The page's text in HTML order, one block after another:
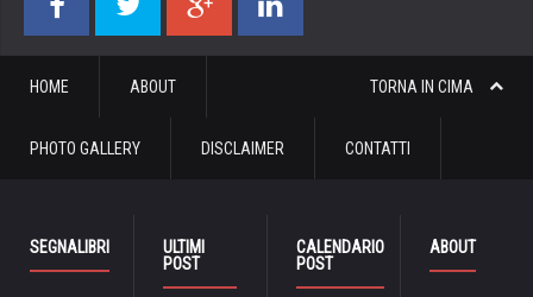
TORNA IN CIMA
HOME ABOUT
PHOTO GALLERY DISCLAIMER CONTATTI
SEGNALIBRI
ULTIMI
POST
CALENDARIO
POST
ABOUT